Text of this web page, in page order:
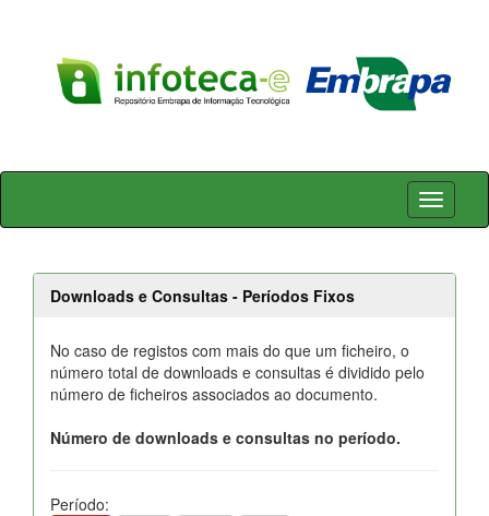
Skip
Downloads e Consultas - Períodos Fixos
No caso de registos com mais do que um ficheiro, o
número total de downloads e consultas é dividido pelo
número de ficheiros associados ao documento.
Número de downloads e consultas no período.
Período: